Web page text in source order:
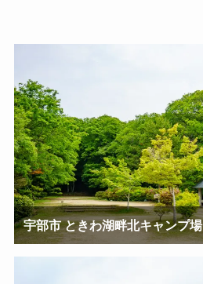
宇部市 ときわ湖畔北キャンプ場